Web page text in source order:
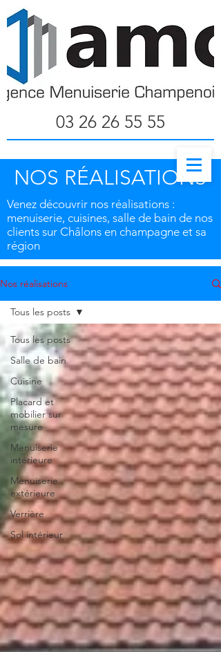
03 26 26 55 55
NOS RÉALISATIONS
Venez découvrir nos réalisations :
menuiserie, cuisines, salle de bain de nos
clients sur Châlons en champagne et sa
région
Nos réalisations
Tous les posts
Salle de bain
Cuisine
Placard et
mobilier sur
mesure
Menuiserie
intérieure
Menuiserie
extérieure
Verrière
Sol intérieur
Tous les posts